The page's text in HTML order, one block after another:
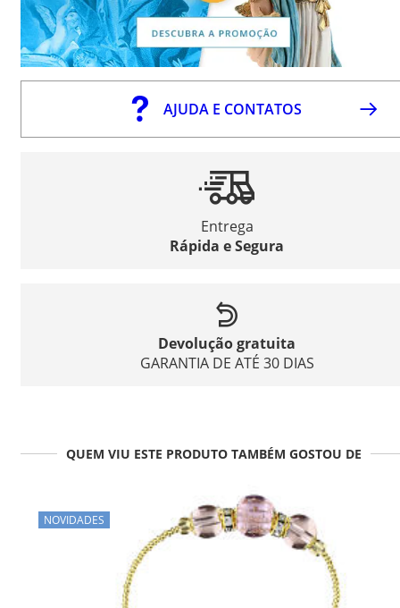
AJUDA E CONTATOS
Entrega
Rápida e Segura
Devolução gratuita
GARANTIA DE ATÉ 30 DIAS
QUEM VIU ESTE PRODUTO TAMBÉM GOSTOU DE
NOVIDADES